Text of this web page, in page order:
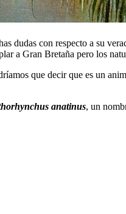
dudas con respecto a su
a Gran Bretaña pero los
que decir que es un
anatinus, un